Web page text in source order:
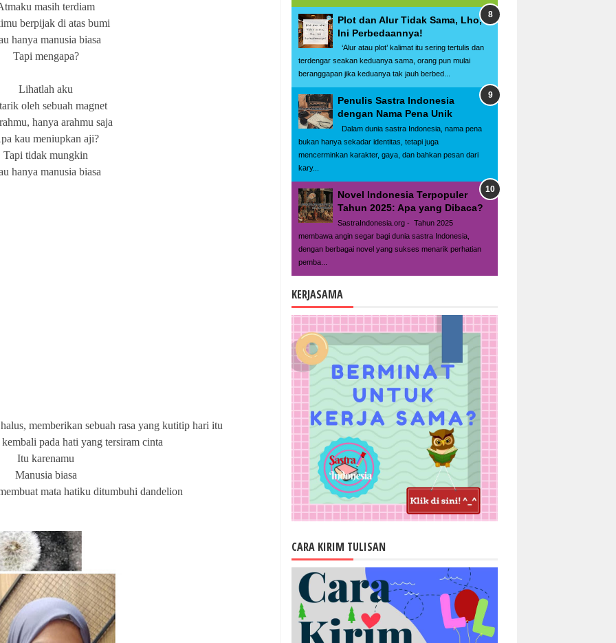
masih terdiam
berpijak di atas bumi
hanya manusia biasa
Tapi mengapa?
Lihatlah aku
oleh sebuah magnet
hanya arahmu saja
kau meniupkan aji?
Tapi tidak mungkin
hanya manusia biasa
memberikan sebuah rasa yang kutitip hari itu
pada hati yang tersiram cinta
Itu karenamu
Manusia biasa
mata hatiku ditumbuhi dandelion
Plot dan Alur Tidak Sama, Lho,
Ini Perbedaannya!
‘Alur atau plot’ kalimat itu sering tertulis dan
terdengar seakan keduanya sama, orang pun mulai
beranggapan jika keduanya tak jauh berbed...
Penulis Sastra Indonesia
dengan Nama Pena Unik
Dalam dunia sastra Indonesia, nama pena
bukan hanya sekadar identitas, tetapi juga
mencerminkan karakter, gaya, dan bahkan pesan dari
kary...
Novel Indonesia Terpopuler
Tahun 2025: Apa yang Dibaca?
SastraIndonesia.org - Tahun 2025
membawa angin segar bagi dunia sastra Indonesia,
dengan berbagai novel yang sukses menarik perhatian
pemba...
KERJASAMA
CARA KIRIM TULISAN